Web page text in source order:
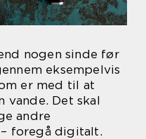
nogen sinde før
eksempelvis
er med til at
vande. Det skal
andre
foregå digitalt.